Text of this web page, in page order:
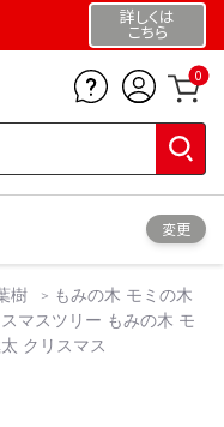
詳しくは
こちら
0
変更
樹
もみの木 モミの木
スマスツリー もみの木 モ
太 クリスマス